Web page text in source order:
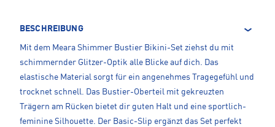
BESCHREIBUNG
Mit dem Meara Shimmer Bustier Bikini-Set ziehst du mit
schimmernder Glitzer-Optik alle Blicke auf dich. Das
elastische Material sorgt für ein angenehmes Tragegefühl und
trocknet schnell. Das Bustier-Oberteil mit gekreuzten
Trägern am Rücken bietet dir guten Halt und eine sportlich-
feminine Silhouette. Der Basic-Slip ergänzt das Set perfekt